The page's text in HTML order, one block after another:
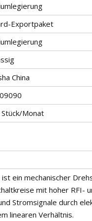
Exportpaket
China
Monat
ein mechanischer
mit hoher RFI-
Stromsignale durch
linearen Verhältnis.